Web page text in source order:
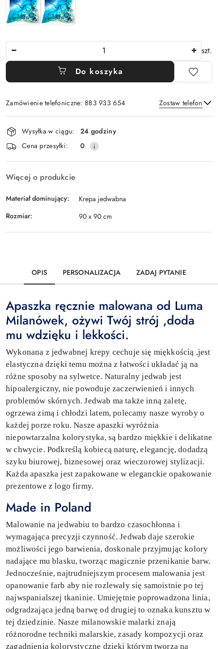
szt.
Do koszyka
Zamówienie telefoniczne: 883 933 654 Zostaw telefon
Wyślij
Dostępność
i
dostawa
Wysyłka w ciągu:
24 godziny
Cena przesyłki:
0
Więcej o produkcie
Materiał dominujący:
Krepa jedwabna
Rozmiar:
90 x 90 cm
OPIS PERSONALIZACJA ZADAJ PYTANIE
Apaszka ręcznie malowana od Luma
Milanówek, ożywi Twój strój ,doda
mu wdzięku i lekkości.
Wykonana z jedwabnej krepy cechuje się miękkością ,jest
elastyczna dzięki temu można z łatwości układać ją na
różne sposoby na sylwetce. Naturalny jedwab jest
hipoalergiczny, nie powoduje zaczerwienień i innych
problemów skórnych. Jedwab ma także inną zaletę,
ogrzewa zimą i chłodzi latem, polecamy nasze wyroby o
każdej porze roku. Nasze apaszki wyróżnia
niepowtarzalna kolorystyka, są bardzo miękkie i delikatne
w chwycie. Podkreślą kobiecą naturę, elegancję, dodadzą
szyku biurowej, biznesowej oraz wieczorowej stylizacji.
Każda apaszka jest zapakowane w eleganckie opakowanie
prezentowe z logo firmy.
Made in Poland
Malowanie na jedwabiu to bardzo czasochłonna i
wymagająca precyzji czynność. Jedwab daje szerokie
możliwości jego barwienia, doskonale przyjmując kolory
nadające mu blasku, tworząc magicznie przenikanie barw.
Jednocześnie, najtrudniejszym procesem malowania jest
opanowanie farb aby nie rozlewały się samoistnie po tej
najwspanialszej tkaninie. Umiejętnie poprowadzona linia,
odgradzająca jedną barwę od drugiej to oznaka kunsztu w
tej dziedzinie. Nasze milanowskie malarki znają
różnorodne techniki malarskie, zasady kompozycji oraz
zagadnienia kolorystyczne dzięki którym tworzą na